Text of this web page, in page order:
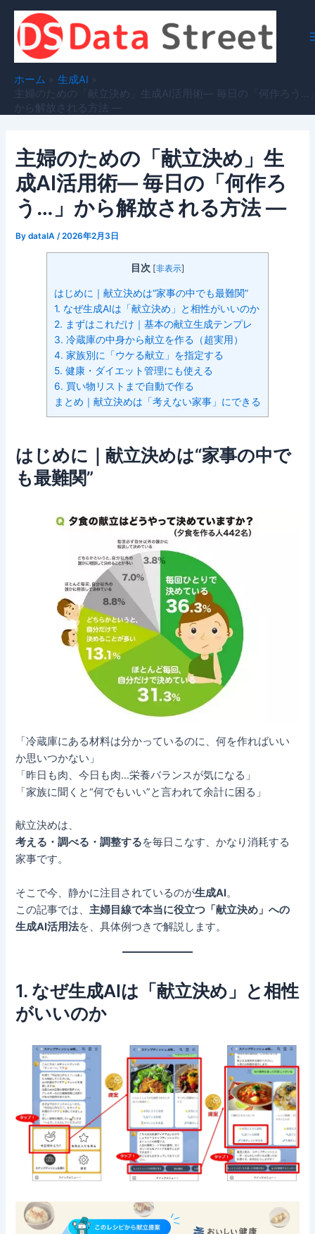
ホーム
生成AI
主婦のための「献立決め」生成AI活用術― 毎日の「何作ろう…
から解放される方法 ―
主婦のための「献立決め」生
成AI活用術― 毎日の「何作ろ
う…」から解放される方法 ―
BydataIA/2026年2月3日
目次 [非表示]
はじめに｜献立決めは“家事の中でも最難関”
1. なぜ生成AIは「献立決め」と相性がいいのか
2. まずはこれだけ｜基本の献立生成テンプレ
3. 冷蔵庫の中身から献立を作る（超実用）
4. 家族別に「ウケる献立」を指定する
5. 健康・ダイエット管理にも使える
6. 買い物リストまで自動で作る
まとめ｜献立決めは「考えない家事」にできる
はじめに｜献立決めは“家事の中で
も最難関”
「冷蔵庫にある材料は分かっているのに、何を作ればいい
か思いつかない」
「昨日も肉、今日も肉…栄養バランスが気になる」
「家族に聞くと“何でもいい”と言われて余計に困る」
献立決めは、
考える・調べる・調整するを毎日こなす、かなり消耗する
家事です。
そこで今、静かに注目されているのが生成AI。
この記事では、主婦目線で本当に役立つ「献立決め」への
生成AI活用法を、具体例つきで解説します。
1. なぜ生成AIは「献立決め」と相性
がいいのか